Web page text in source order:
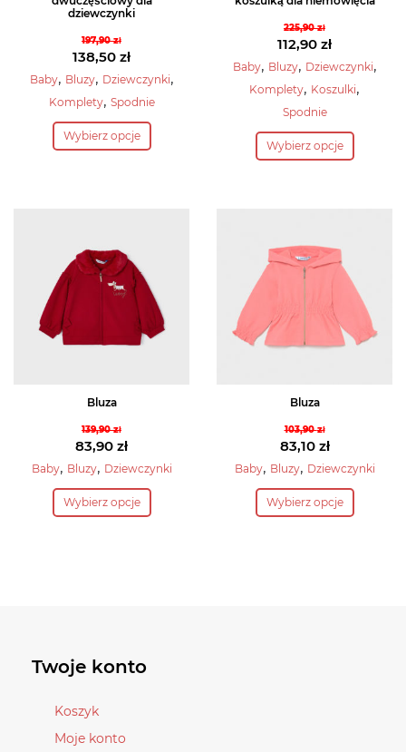
dziewczynki
197,90zł
Pierwotna
cena
wynosiła:
138,50 zł
Aktualna
cena
138,50 zł.
Baby, Bluzy, Dziewczynki,
Komplety, Spodnie
Wybierz opcje
Ten
produkt
można
wybrać
stronie
produktu
225,90zł
Pierwotna
cena
wynosiła:
225,90 zł.
112,90 zł
Aktualna
cena
wynosi:
Baby, Bluzy, Dziewczynki,
Komplety, Koszulki,
Spodnie
Wybierz opcje
Ten
produkt
Opcje
można
wybrać
stronie
Bluza
139,90zł
Pierwotna
cena
wynosiła:
139,90 zł.
83,90 zł
Aktualna
cena
wynosi:
Baby, Bluzy, Dziewczynki
Wybierz opcje
Ten
produkt
na
Bluza
103,90zł
Pierwotna
cena
wynosiła:
103,90 zł.
83,10 zł
Aktualna
cena
wynosi:
Baby, Bluzy, Dziewczynki
Wybierz opcje
Ten
produkt
Twoje konto
Koszyk
Moje konto